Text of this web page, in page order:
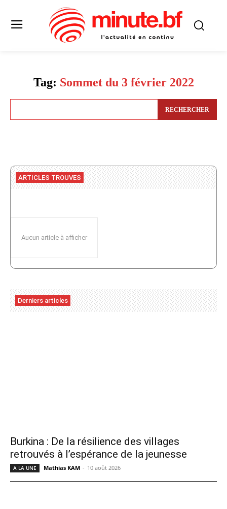
Tag: Sommet du 3 février 2022
RECHERCHER
ARTICLES TROUVES
Aucun article à afficher
Derniers articles
Burkina : De la résilience des villages
retrouvés à l’espérance de la jeunesse
A LA UNE Mathias KAM - 10 août 2026